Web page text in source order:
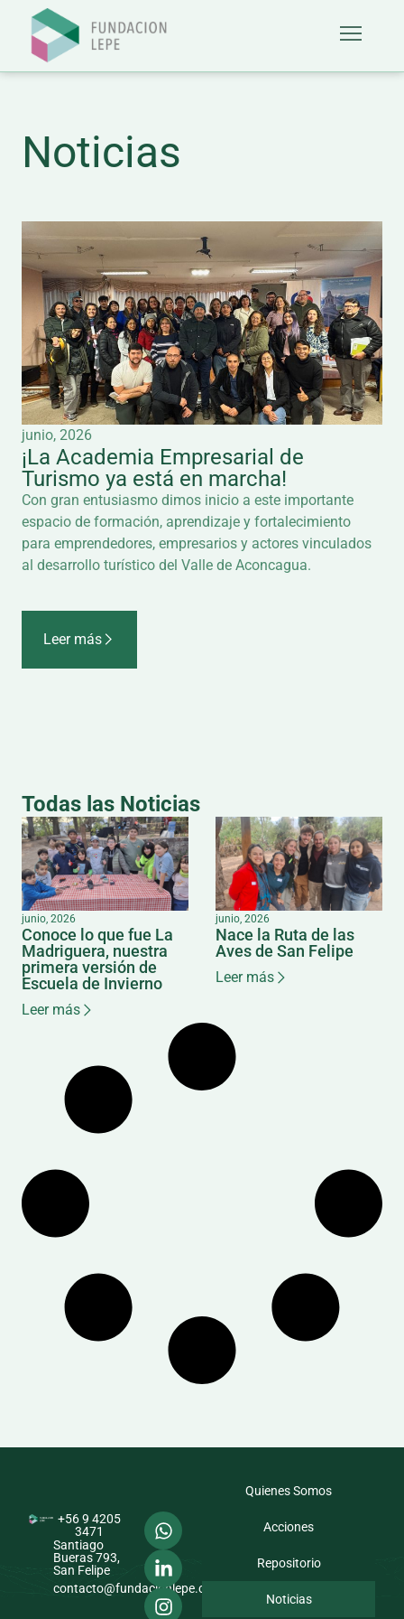
Noticias
junio, 2026
¡La Academia Empresarial de
Turismo ya está en marcha!
Con gran entusiasmo dimos inicio a este importante
espacio de formación, aprendizaje y fortalecimiento
para emprendedores, empresarios y actores vinculados
al desarrollo turístico del Valle de Aconcagua.
Leer más
Todas las Noticias
junio, 2026
Conoce lo que fue La
Madriguera, nuestra
primera versión de
Escuela de Invierno
Leer más
junio, 2026
Nace la Ruta de las
Aves de San Felipe
Leer más
+56 9 4205
3471
Santiago
Bueras 793,
San Felipe
contacto@fundacionlepe.cl
Quienes Somos
Acciones
Repositorio
Noticias